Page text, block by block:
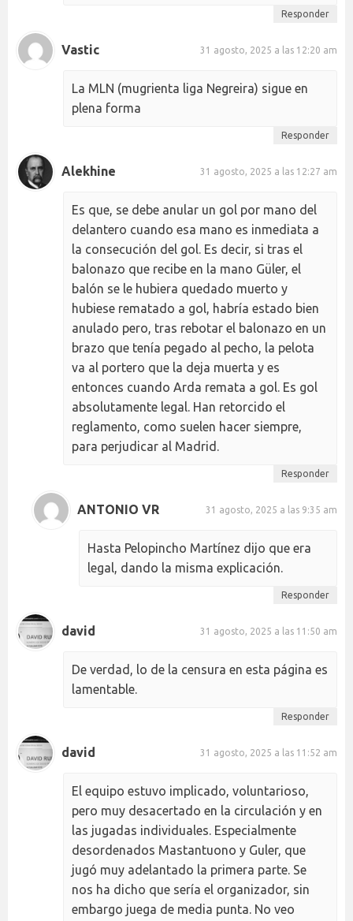
Responder
Vastic 31 agosto, 2025 a las 12:20 am
La MLN (mugrienta liga Negreira) sigue en
plena forma
Responder
Alekhine 31 agosto, 2025 a las 12:27 am
Es que, se debe anular un gol por mano del
delantero cuando esa mano es inmediata a
la consecución del gol. Es decir, si tras el
balonazo que recibe en la mano Güler, el
balón se le hubiera quedado muerto y
hubiese rematado a gol, habría estado bien
anulado pero, tras rebotar el balonazo en un
brazo que tenía pegado al pecho, la pelota
va al portero que la deja muerta y es
entonces cuando Arda remata a gol. Es gol
absolutamente legal. Han retorcido el
reglamento, como suelen hacer siempre,
para perjudicar al Madrid.
Responder
ANTONIO VR 31 agosto, 2025 a las 9:35 am
Hasta Pelopincho Martínez dijo que era
legal, dando la misma explicación.
Responder
david 31 agosto, 2025 a las 11:50 am
De verdad, lo de la censura en esta página es
lamentable.
Responder
david 31 agosto, 2025 a las 11:52 am
El equipo estuvo implicado, voluntarioso,
pero muy desacertado en la circulación y en
las jugadas individuales. Especialmente
desordenados Mastantuono y Guler, que
jugó muy adelantado la primera parte. Se
nos ha dicho que sería el organizador, sin
embargo juega de media punta. No veo